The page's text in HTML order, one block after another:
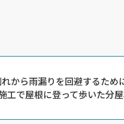
から雨漏りを回避するため
工で屋根に登って歩いた分